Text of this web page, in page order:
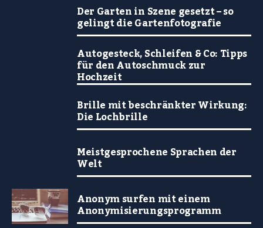
Der Garten in Szene gesetzt – so
gelingt die Gartenfotografie
Autogesteck, Schleifen & Co: Tipps
für den Autoschmuck zur
Hochzeit
Brille mit beschränkter Wirkung:
Die Lochbrille
Meistgesprochene Sprachen der
Welt
Anonym surfen mit einem
Anonymisierungsprogramm